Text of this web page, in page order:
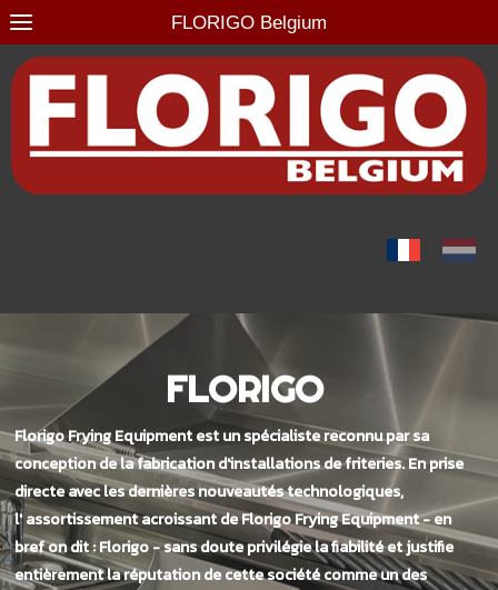
FLORIGO Belgium
FLORIGO
Florigo Frying Equipment est un spécialiste reconnu par sa
conception de la fabrication d'installations de friteries. En prise
directe avec les dernières nouveautés technologiques,
l' assortissement acroissant de Florigo Frying Equipment - en
bref on dit : Florigo - sans doute privilégie la fiabilité et justifie
entièrement la réputation de cette société comme un des